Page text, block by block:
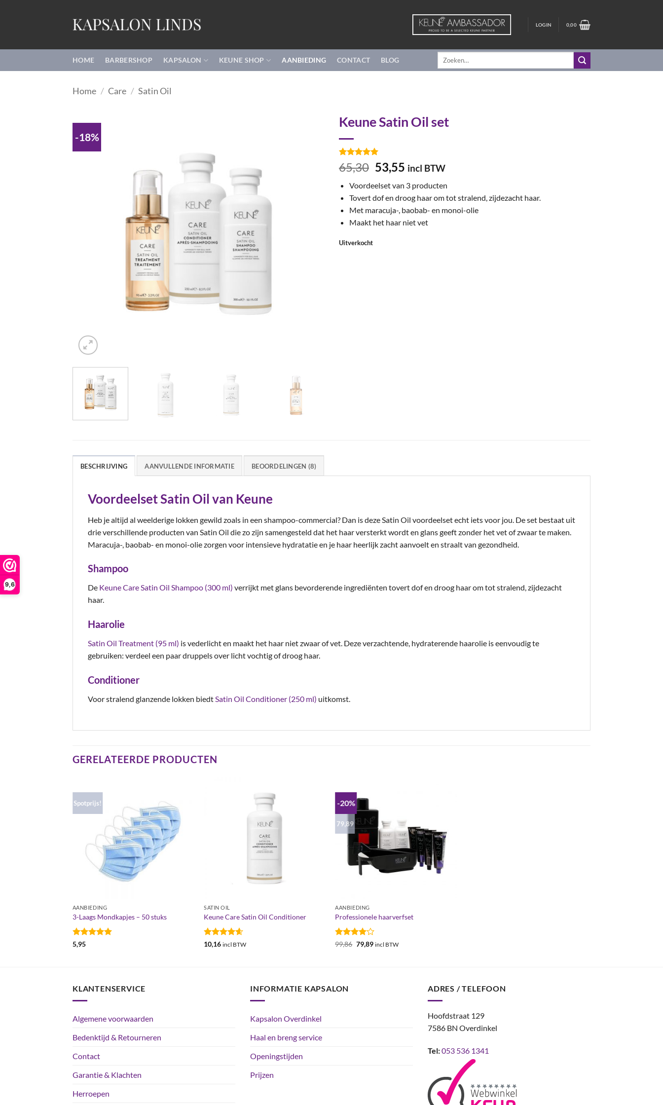
9,6
LOGIN 0,00
HOME BARBERSHOP KAPSALON KEUNE SHOP AANBIEDING CONTACT BLOG
Zoeken
Home / Care / Satin Oil
-18%
Keune Satin Oil set
Gewaardeerd
5op 5
op
8
klant
waarderingen
65,30 Oorspronkelijke
prijs
was:
€65,30.
53,55 Huidige
is:
€53,55.
incl BTW
Voordeelset van 3 producten
Tovert dof en droog haar om tot stralend, zijdezacht haar.
Met maracuja-, baobab- en monoi-olie
Maakt het haar niet vet
Uitverkocht
BESCHRIJVING AANVULLENDE INFORMATIE BEOORDELINGEN (8)
Voordeelset Satin Oil van Keune
Heb je altijd al weelderige lokken gewild zoals in een shampoo-commercial? Dan is deze Satin Oil voordeelset echt iets voor jou. De set bestaat uit
drie verschillende producten van Satin Oil die zo zijn samengesteld dat het haar versterkt wordt en glans geeft zonder het vet of zwaar te maken.
Maracuja-, baobab- en monoi-olie zorgen voor intensieve hydratatie en je haar heerlijk zacht aanvoelt en straalt van gezondheid.
Shampoo
De Keune Care Satin Oil Shampoo (300 ml) verrijkt met glans bevorderende ingrediënten tovert dof en droog haar om tot stralend, zijdezacht
haar.
Haarolie
Satin Oil Treatment (95 ml) is vederlicht en maakt het haar niet zwaar of vet. Deze verzachtende, hydraterende haarolie is eenvoudig te
gebruiken: verdeel een paar druppels over licht vochtig of droog haar.
Conditioner
Voor stralend glanzende lokken biedtSatin Oil Conditioner (250 ml) uitkomst.
GERELATEERDE PRODUCTEN
Spotprijs!
AANBIEDING
3-Laags Mondkapjes – 50 stuks
Gewaardeerd
5,95
SATIN OIL
Keune Care Satin Oil Conditioner
Gewaardeerd
10,16 incl BTW
-20%
79,89
AANBIEDING
Professionele haarverfset
Gewaardeerd
99,86 Oorspronkelijke
prijs
79,89Huidige
incl BTW
KLANTENSERVICE
Algemene voorwaarden
Bedenktijd & Retourneren
Contact
Garantie & Klachten
Herroepen
INFORMATIE KAPSALON
Kapsalon Overdinkel
Haal en breng service
Openingstijden
Prijzen
ADRES / TELEFOON
Hoofdstraat 129
7586 BN Overdinkel
Tel:053 536 1341